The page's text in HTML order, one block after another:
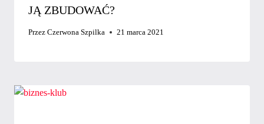
JĄ ZBUDOWAĆ?
Przez Czerwona Szpilka 21 marca 2021